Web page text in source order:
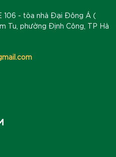
106 - tòa nhà Đại Đông Á (
Tu, phường Định Công, TP Hà